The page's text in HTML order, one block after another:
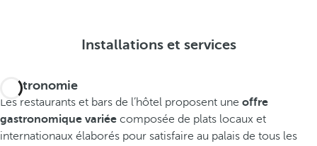
Installations et services
Gastronomie
Les restaurants et bars de l’hôtel proposent une offre
gastronomique variée composée de plats locaux et
internationaux élaborés pour satisfaire au palais de tous les